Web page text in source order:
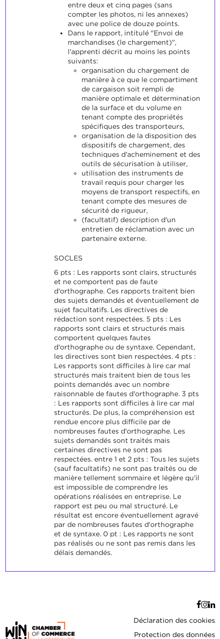
entre deux et cinq pages (sans
compter les photos, ni les annexes)
avec une police de douze points.
Dans le rapport, intitulé "Envoi de
marchandises (le chargement)",
l'apprenti décrit au moins les points
suivants:
organisation du chargement de
manière à ce que le compartiment
de cargaison soit rempli de
manière optimale et détermination
de la surface et du volume en
tenant compte des propriétés
spécifiques des transporteurs,
organisation de la disposition des
dispositifs de chargement, des
techniques d'acheminement et des
outils de sécurisation à utiliser,
utilisation des instruments de
travail requis pour charger les
moyens de transport respectifs, en
tenant compte des mesures de
sécurité de rigueur,
(facultatif) description d'un
entretien de réclamation avec un
partenaire externe.
SOCLES
6 pts : Les rapports sont clairs, structurés
et ne comportent pas de faute
d'orthographe. Ces rapports traitent bien
des sujets demandés et éventuellement de
sujet facultatifs. Les directives de
rédaction sont respectées. 5 pts : Les
rapports sont clairs et structurés mais
comportent quelques fautes
d'orthographe ou de syntaxe. Cependant,
les directives sont bien respectées. 4 pts :
Les rapports sont difficiles à lire car mal
structurés mais traitent bien de tous les
points demandés avec un nombre
raisonnable de fautes d'orthographe. 3 pts
: Les rapports sont difficiles à lire car mal
structurés. De plus, la compréhension est
rendue encore plus difficile par de
nombreuses fautes d'orthographe. Les
sujets demandés sont traités mais
certaines directives ne sont pas
respectées. entre 1 et 2 pts : Tous les sujets
(sauf facultatifs) ne sont pas traités ou de
manière tellement sommaire et légère qu'il
est impossible de comprendre les
opérations réalisées en entreprise. Le
rapport est peu ou mal structuré. Le
résultat est encore éventuellement agravé
par de nombreuses fautes d'orthographe
et de syntaxe. 0 pt : Les rapports ne sont
pas réalisés ou ne sont pas remis dans les
délais demandés.
Déclaration des cookies
Protection des données